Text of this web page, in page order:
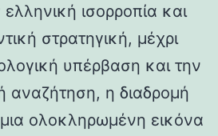
ισορροπία και
στρατηγική, μέχρι
υπέρβαση και την
αναζήτηση, η διαδρομή
ολοκληρωμένη εικόνα